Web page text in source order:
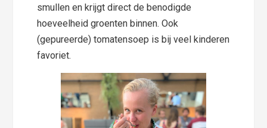
smullen en krijgt direct de benodigde
hoeveelheid groenten binnen. Ook
(gepureerde) tomatensoep is bij veel kinderen
favoriet.